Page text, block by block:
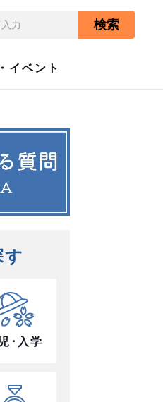
イベント
検索
す
･入学